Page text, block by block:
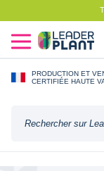
PRODUCTION ET
CERTIFIÉE HAUTE